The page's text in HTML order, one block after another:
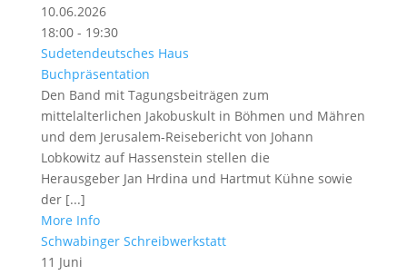
10.06.2026
18:00 - 19:30
Sudetendeutsches Haus
Buchpräsentation
Den Band mit Tagungsbeiträgen zum
mittelalterlichen Jakobuskult in Böhmen und Mähren
und dem Jerusalem-Reisebericht von Johann
Lobkowitz auf Hassenstein stellen die
Herausgeber Jan Hrdina und Hartmut Kühne sowie
der [...]
More Info
Schwabinger Schreibwerkstatt
11 Juni